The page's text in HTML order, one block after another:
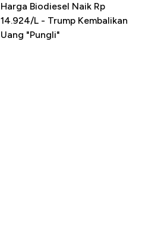
Harga Biodiesel Naik Rp
14.924/L - Trump Kembalikan
Uang "Pungli"